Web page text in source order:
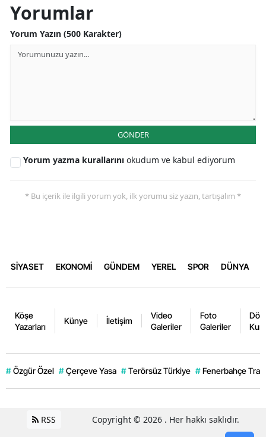
Yorumlar
Yorum Yazın (500 Karakter)
GÖNDER
Yorum yazma kurallarını okudum ve kabul ediyorum
* Bu içerik ile ilgili yorum yok, ilk yorumu siz yazın, tartışalım *
SİYASET EKONOMİ GÜNDEM YEREL SPOR DÜNYA
Köşe
Yazarları
Künye İletişim
Video
Galeriler
Foto
Galeriler
# Özgür Özel # Çerçeve Yasa # Terörsüz Türkiye # Fenerbahçe
RSS Copyright © 2026 . Her hakkı saklıdır.